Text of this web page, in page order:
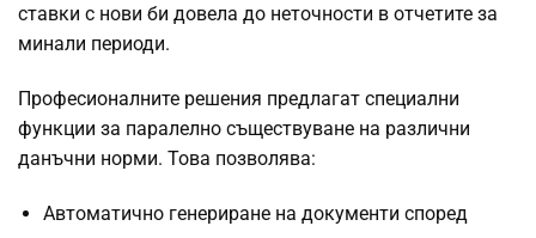
ставки с нови би довела до неточности в отчетите за
минали периоди.
Професионалните решения предлагат специални
функции за паралелно съществуване на различни
данъчни норми. Това позволява:
Автоматично генериране на документи според